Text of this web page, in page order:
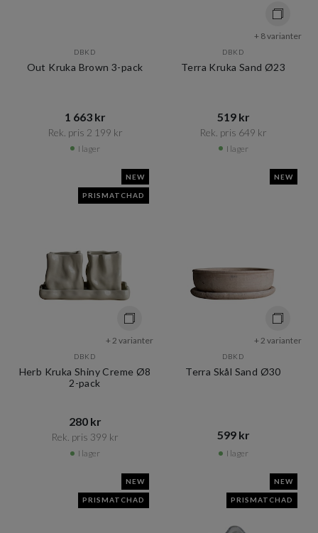
DBKD
Out Kruka Brown 3-pack
1 663 kr​​
Rek. pris 2 199 kr​​
I lager
+ 8 varianter
DBKD
Terra Kruka Sand Ø23
519 kr​​
Rek. pris 649 kr​​
I lager
NEW
PRISMATCHAD
+ 2 varianter
DBKD
Herb Kruka Shiny Creme Ø8
2-pack
280 kr​​
Rek. pris 399 kr​​
I lager
NEW
+ 2 varianter
DBKD
Terra Skål Sand Ø30
599 kr​​
I lager
NEW
PRISMATCHAD
NEW
PRISMATCHAD